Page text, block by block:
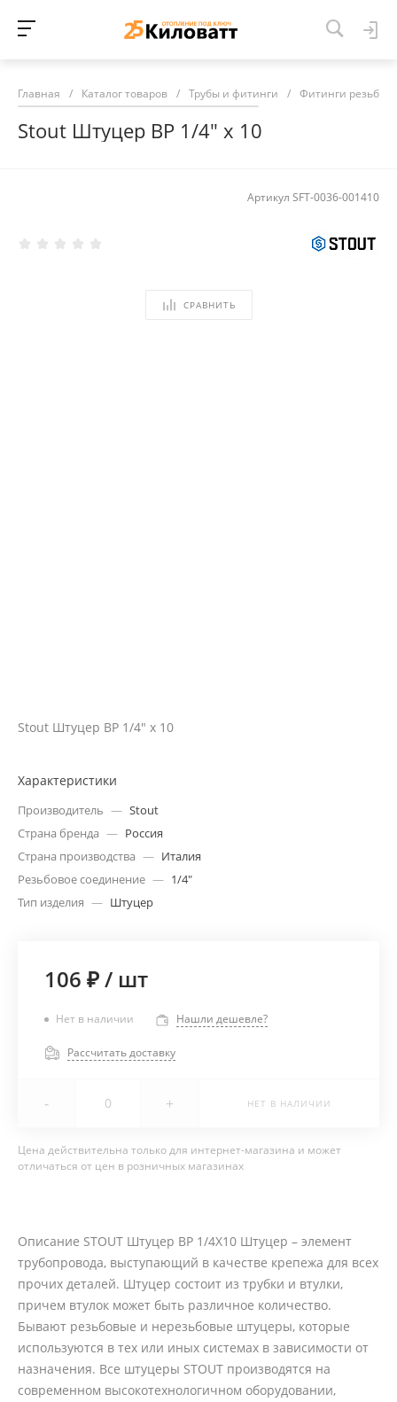
Главная / Каталог товаров / Трубы и фитинги / Фитинги
Stout Штуцер ВР 1/4" х 10
Артикул SFT-0036-001410
СРАВНИТЬ
Stout Штуцер ВР 1/4" х 10
Характеристики
Производитель — Stout
Страна бренда — Россия
Страна производства — Италия
Резьбовое соединение — 1/4"
Тип изделия — Штуцер
106 ₽/ шт
Нет в наличии Нашли дешевле?
Рассчитать доставку
- + НЕТ В НАЛИЧИИ
Цена действительна только для интернет-магазина и может
отличаться от цен в розничных магазинах
Описание STOUT Штуцер ВР 1/4X10 Штуцер – элемент
трубопровода, выступающий в качестве крепежа для всех
прочих деталей. Штуцер состоит из трубки и втулки,
причем втулок может быть различное количество.
Бывают резьбовые и нерезьбовые штуцеры, которые
используются в тех или иных системах в зависимости от
назначения. Все штуцеры STOUT производятся на
современном высокотехнологичном оборудовании,